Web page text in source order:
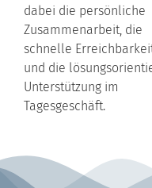
dabei die persönliche
Zusammenarbeit, die
schnelle
und die
Unterstützung im
Tagesgeschäft.